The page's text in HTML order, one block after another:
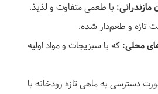
با طعمی متفاوت و لذیذ.
تازه و طعم‌دار شده.
محلی: که با سبزیجات و مواد اولیه
دسترسی به ماهی تازه رودخانه یا